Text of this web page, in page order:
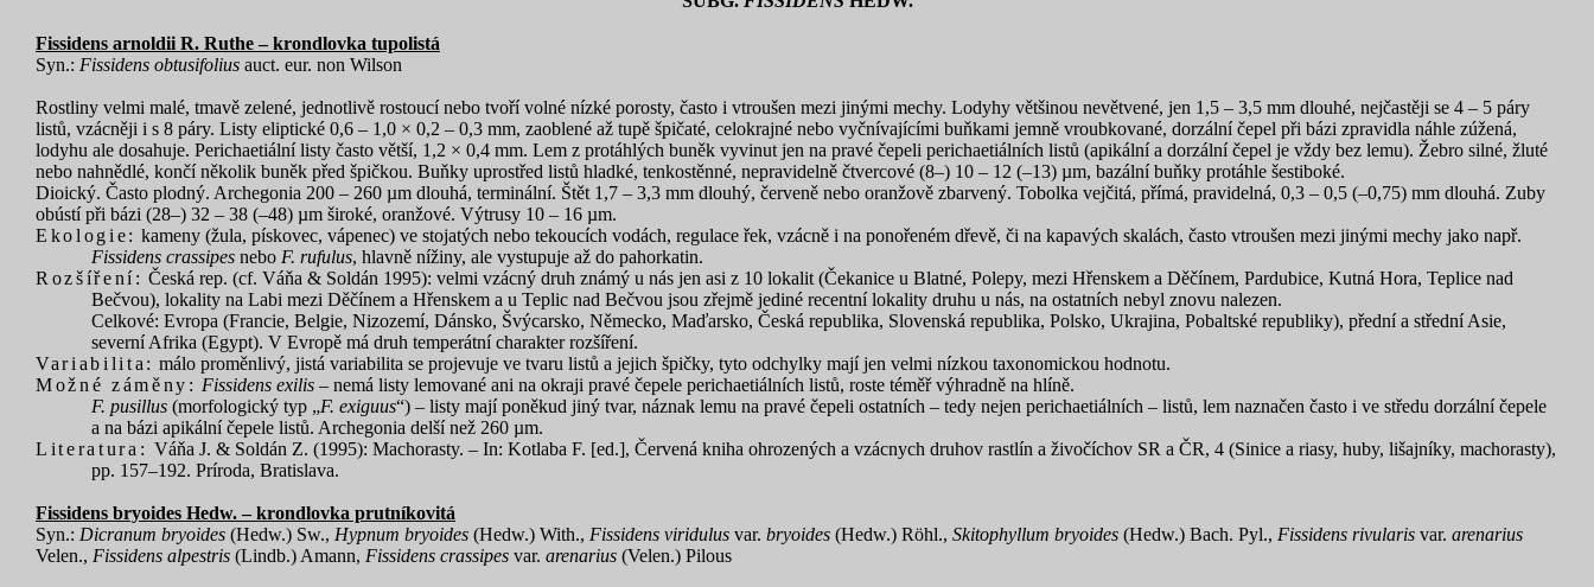
Fissidens arnoldii R. Ruthe – krondlovka tupolistá
Syn.: Fissidens obtusifolius auct. eur. non Wilson
Rostliny velmi malé, tmavě zelené, jednotlivě rostoucí nebo tvoří volné nízké porosty, často i vtroušen mezi jinými mechy. Lodyhy většinou nevětvené, jen 1,5 – 3,5 mm dlouhé, nejčastěji se 4 – 5 páry
listů, vzácněji i s 8 páry. Listy eliptické 0,6 – 1,0 × 0,2 – 0,3 mm, zaoblené až tupě špičaté, celokrajné nebo vyčnívajícími buňkami jemně vroubkované, dorzální čepel při bázi zpravidla náhle zúžená,
lodyhu ale dosahuje. Perichaetiální listy často větší, 1,2 × 0,4 mm. Lem z protáhlých buněk vyvinut jen na pravé čepeli perichaetiálních listů (apikální a dorzální čepel je vždy bez lemu). Žebro silné, žluté
nebo nahnědlé, končí několik buněk před špičkou. Buňky uprostřed listů hladké, tenkostěnné, nepravidelně čtvercové (8–) 10 – 12 (–13) µm, bazální buňky protáhle šestiboké.
Dioický. Často plodný. Archegonia 200 – 260 µm dlouhá, terminální. Štět 1,7 – 3,3 mm dlouhý, červeně nebo oranžově zbarvený. Tobolka vejčitá, přímá, pravidelná, 0,3 – 0,5 (–0,75) mm dlouhá. Zuby
obústí při bázi (28–) 32 – 38 (–48) µm široké, oranžové. Výtrusy 10 – 16 µm.
Ekologie: kameny (žula, pískovec, vápenec) ve stojatých nebo tekoucích vodách, regulace řek, vzácně i na ponořeném dřevě, či na kapavých skalách, často vtroušen mezi jinými mechy jako např.
Fissidens crassipes nebo F. rufulus, hlavně nížiny, ale vystupuje až do pahorkatin.
Rozšíření: Česká rep. (cf. Váňa & Soldán 1995): velmi vzácný druh známý u nás jen asi z 10 lokalit (Čekanice u Blatné, Polepy, mezi Hřenskem a Děčínem, Pardubice, Kutná Hora, Teplice nad
Bečvou), lokality na Labi mezi Děčínem a Hřenskem a u Teplic nad Bečvou jsou zřejmě jediné recentní lokality druhu u nás, na ostatních nebyl znovu nalezen.
Celkové: Evropa (Francie, Belgie, Nizozemí, Dánsko, Švýcarsko, Německo, Maďarsko, Česká republika, Slovenská republika, Polsko, Ukrajina, Pobaltské republiky), přední a střední Asie,
severní Afrika (Egypt). V Evropě má druh temperátní charakter rozšíření.
Variabilita: málo proměnlivý, jistá variabilita se projevuje ve tvaru listů a jejich špičky, tyto odchylky mají jen velmi nízkou taxonomickou hodnotu.
Možné záměny: Fissidens exilis– nemá listy lemované ani na okraji pravé čepele perichaetiálních listů, roste téměř výhradně na hlíně.
F. pusillus(morfologický typ „F. exiguus“) – listy mají poněkud jiný tvar, náznak lemu na pravé čepeli ostatních – tedy nejen perichaetiálních – listů, lem naznačen často i ve středu dorzální čepele
a na bázi apikální čepele listů. Archegonia delší než 260 µm.
Literatura: Váňa J. & Soldán Z. (1995): Machorasty. – In: Kotlaba F. [ed.], Červená kniha ohrozených a vzácnych druhov rastlín a živočíchov SR a ČR, 4 (Sinice a riasy, huby, lišajníky, machorasty),
pp. 157–192. Príroda, Bratislava.
Fissidens bryoides Hedw. – krondlovka prutníkovitá
Syn.: Dicranum bryoides (Hedw.) Sw., Hypnum bryoides (Hedw.) With., Fissidens viridulus var. bryoides (Hedw.) Röhl., Skitophyllum bryoides (Hedw.) Bach. Pyl., Fissidens rivularis var. arenarius
Velen., Fissidens alpestris (Lindb.) Amann, Fissidens crassipes var. arenarius (Velen.) Pilous